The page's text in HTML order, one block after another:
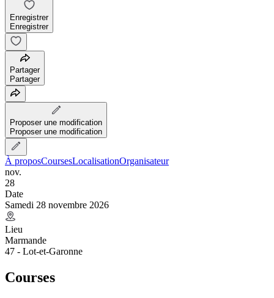
Enregistrer
Enregistrer
Partager
Partager
Proposer une modification
Proposer une modification
À proposCoursesLocalisationOrganisateur
nov.
28
Date
Samedi 28 novembre 2026
Lieu
Marmande
47 - Lot-et-Garonne
Courses